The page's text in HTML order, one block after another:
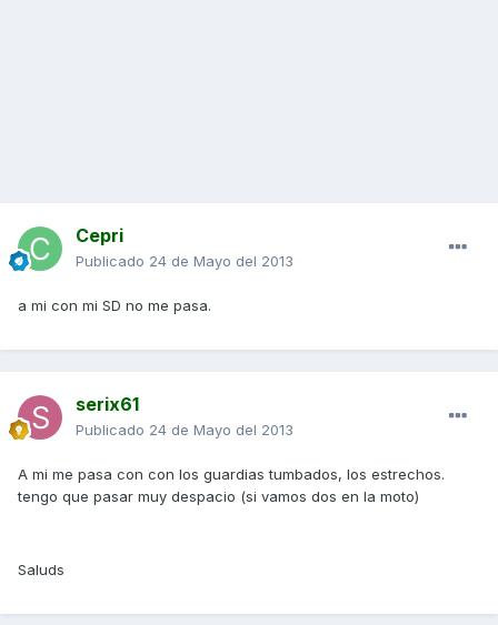
Cepri
Publicado 24 de Mayo del 2013
a mi con mi SD no me pasa.
serix61
Publicado 24 de Mayo del 2013
A mi me pasa con con los guardias tumbados, los estrechos.
tengo que pasar muy despacio (si vamos dos en la moto)
Saluds